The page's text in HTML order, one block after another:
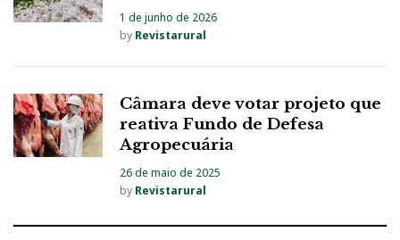
1 de junho de 2026
by Revistarural
Câmara deve votar projeto que
reativa Fundo de Defesa
Agropecuária
26 de maio de 2025
by Revistarural